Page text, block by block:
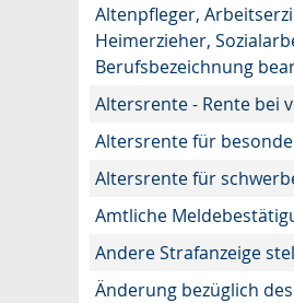
Altenpfleger,
Heimerzieher,
Berufsbezeichnung
Altersrente - Rente bei
Altersrente für
Altersrente für
Amtliche
Andere Strafanzeige
Änderung bezüglich